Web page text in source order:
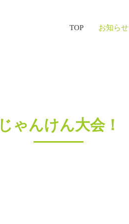
TOP お知らせ
じゃんけん大会！